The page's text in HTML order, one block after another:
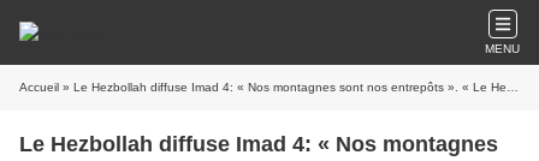
MENU
Accueil » Le Hezbollah diffuse Imad 4: « Nos montagnes sont nos entrepôts ». « Le Hezbollah dévoile sa ville souterraine », selon des médias israéliens
Le Hezbollah diffuse Imad 4: « Nos montagnes